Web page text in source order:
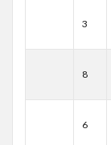
3
8
6